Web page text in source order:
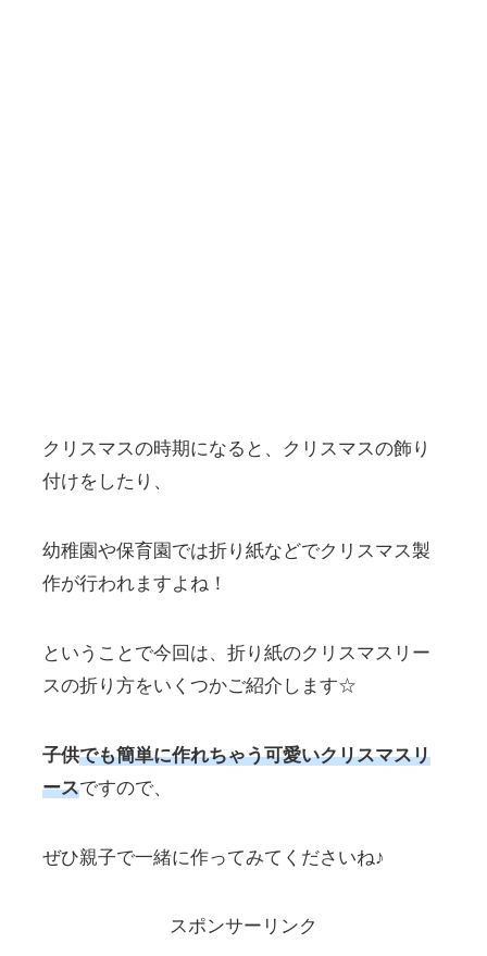
クリスマスの時期になると、クリスマスの飾り
付けをしたり、
幼稚園や保育園では折り紙などでクリスマス製
作が行われますよね！
ということで今回は、折り紙のクリスマスリー
スの折り方をいくつかご紹介します☆
子供でも簡単に作れちゃう可愛いクリスマスリ
ースですので、
ぜひ親子で一緒に作ってみてくださいね♪
スポンサーリンク